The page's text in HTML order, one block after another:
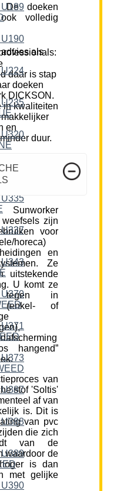
De doeken
volledig
professionals:
daar is stap
doeken
DICKSON.
in kwaliteiten
en
duur.
zijn
voor
horeca)
en
Ze
uitstekende
U komt ze
tegen in
(enkel- of
hangend”
van
stof 'Soltis'
af van
is. Dit is
van pvc
die zich
van de
waardoor de
is dan
met gelijke